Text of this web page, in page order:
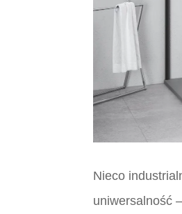
Nieco
uniwersalność